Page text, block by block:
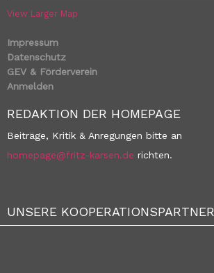
View Larger Map
Impressum
Datenschutz
GEV & Förderverein
Anmelden
REDAKTION DER HOMEPAGE
Beiträge, Kritik & Anregungen bitte an
homepage@fritz-karsen.de richten.
UNSERE KOOPERATIONSPARTNER